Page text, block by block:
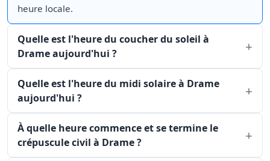
heure locale.
Quelle est l'heure du coucher du soleil à
Drame aujourd'hui ?
Quelle est l'heure du midi solaire à Drame
aujourd'hui ?
À quelle heure commence et se termine le
crépuscule civil à Drame ?